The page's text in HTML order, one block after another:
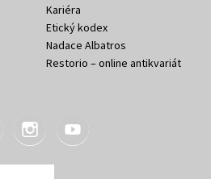
Kariéra
Etický kodex
Nadace Albatros
Restorio – online antikvariát